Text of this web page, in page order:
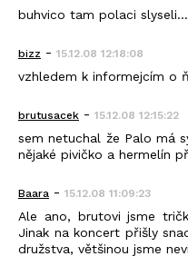
buhvico tam polaci slyseli...
bizz - 15.12.08 12:18:08
vzhledem k informejcím o
brutusacek - 15.12.08 12:15:22
sem netuchal že Palo má
nějaké pivičko a hermelín
Baara - 15.12.08 11:09:23
Ale ano, brutovi jsme
Jinak na koncert přišly
družstva, většinou jsme